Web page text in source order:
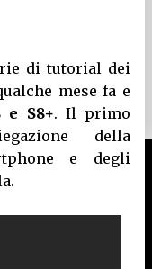
di tutorial dei
mese fa e
e S8+. Il primo
della
e degli